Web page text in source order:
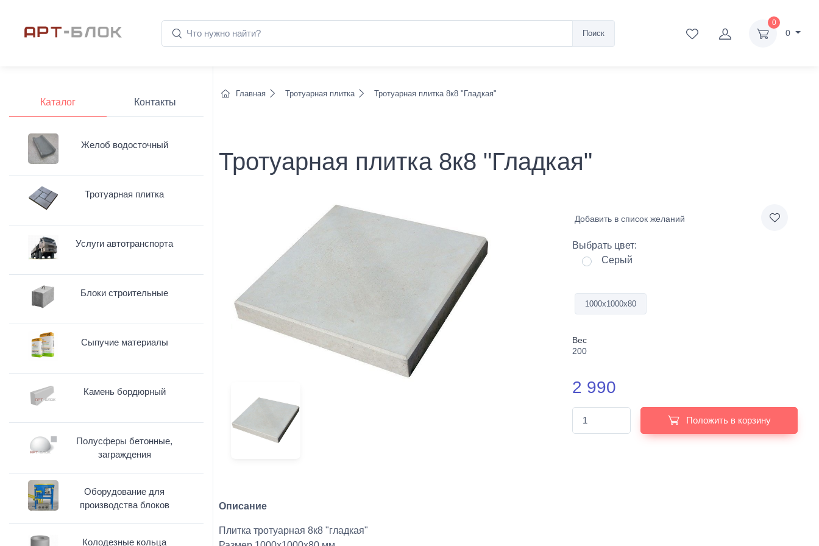
Поиск
0
0
Главная Тротуарная плитка Тротуарная плитка 8к8 "Гладкая"
Тротуарная плитка 8к8 "Гладкая"
Добавить в список желаний
Выбрать цвет:
Серый
1000х1000х80
Вес
200
2 990
Положить в корзину
Описание
Плитка тротуарная 8к8 "гладкая"
Каталог Контакты
Желоб водосточный
Тротуарная плитка
Услуги автотранспорта
Блоки строительные
Сыпучие материалы
Камень бордюрный
Полусферы бетонные,
заграждения
Оборудование для
производства блоков
Колодезные кольца